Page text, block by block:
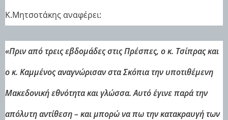
Κ.Μητσοτάκης αναφέρει:
«Πριν από τρεις εβδομάδες στις Πρέσπες, ο κ. Τσίπρας και
ο κ. Καμμένος αναγνώρισαν στα Σκόπια την υποτιθέμενη
Μακεδονική εθνότητα και γλώσσα. Αυτό έγινε παρά την
απόλυτη αντίθεση – και μπορώ να πω την κατακραυγή των